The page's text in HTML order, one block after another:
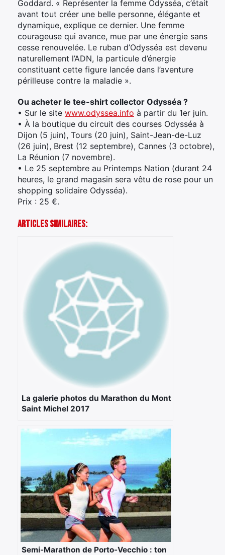
Goddard. « Représenter la femme Odysséa, c’était
avant tout créer une belle personne, élégante et
dynamique, explique ce dernier. Une femme
courageuse qui avance, mue par une énergie sans
cesse renouvelée. Le ruban d’Odysséa est devenu
naturellement l’ADN, la particule d’énergie
constituant cette figure lancée dans l’aventure
périlleuse contre la maladie ».
Ou acheter le tee-shirt collector Odysséa ?
• Sur le site www.odyssea.info à partir du 1er juin.
• À la boutique du circuit des courses Odysséa à
Dijon (5 juin), Tours (20 juin), Saint-Jean-de-Luz
(26 juin), Brest (12 septembre), Cannes (3 octobre),
La Réunion (7 novembre).
• Le 25 septembre au Printemps Nation (durant 24
heures, le grand magasin sera vêtu de rose pour un
shopping solidaire Odysséa).
Prix : 25 €.
Articles Similaires:
La galerie photos du Marathon du Mont
Saint Michel 2017
Semi-Marathon de Porto-Vecchio : ton